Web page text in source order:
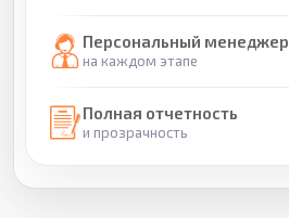
Персональный менеджер
на каждом этапе
Полная отчетность
и прозрачность